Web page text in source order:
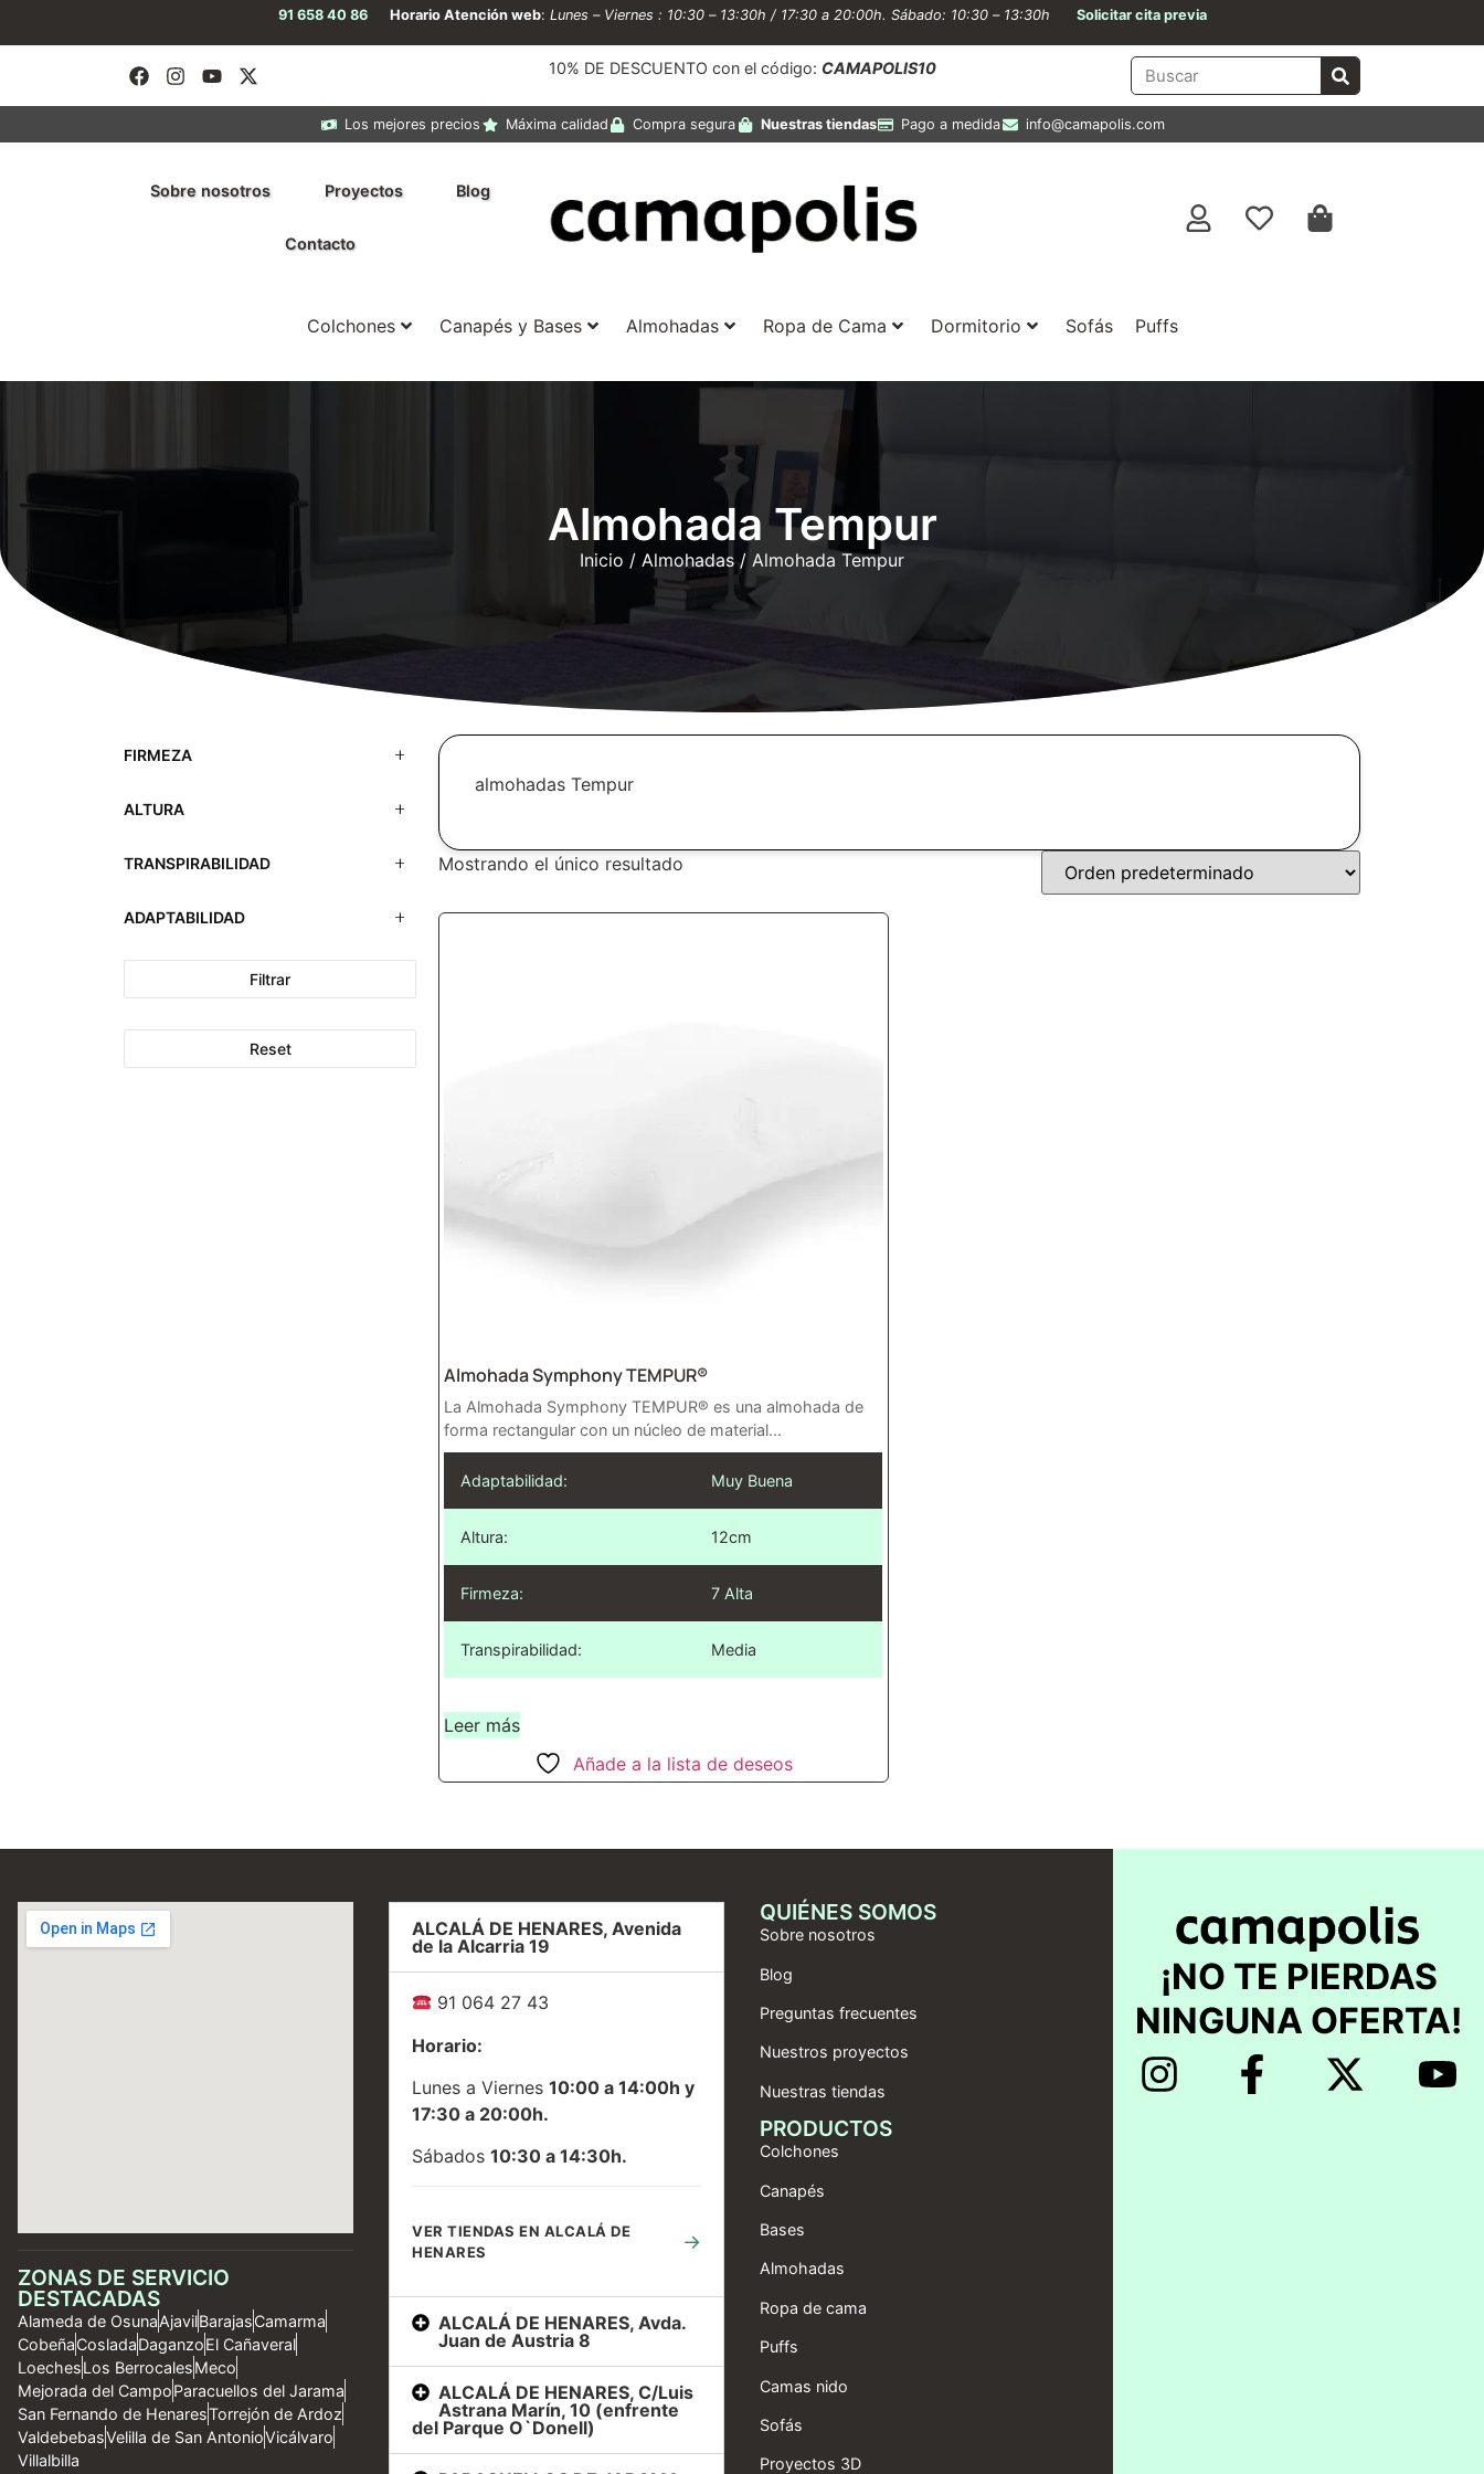
91 658 40 86 Horario Atención web: Lunes – Viernes : 10:30 – 13:30h / 17:30 a 20:00h. Sábado: 10:30 – 13:30h Solicitar cita previa
10% DE DESCUENTO con el código: CAMAPOLIS10
Los mejores precios Máxima calidad Compra segura Nuestras tiendas Pago a medida info@camapolis.com
Sobre nosotros Proyectos Blog
Contacto
Colchones Canapés y Bases Almohadas Ropa de Cama Dormitorio Sofás Puffs
Almohada Tempur
Inicio / Almohadas / Almohada Tempur
FIRMEZA
ALTURA
TRANSPIRABILIDAD
ADAPTABILIDAD
Filtrar
Reset
almohadas Tempur
Mostrando el único resultado
Almohada Symphony TEMPUR®
La Almohada Symphony TEMPUR® es una almohada de
forma rectangular con un núcleo de material...
Adaptabilidad: Muy Buena
Altura: 12cm
Firmeza: 7 Alta
Transpirabilidad: Media
Leer más
Añade a la lista de deseos
ZONAS DE SERVICIO
DESTACADAS
Alameda de OsunaAjavilBarajasCamarma
CobeñaCosladaDaganzoEl Cañaveral
LoechesLos BerrocalesMeco
Mejorada del CampoParacuellos del Jarama
San Fernando de HenaresTorrejón de Ardoz
ValdebebasVelilla de San AntonioVicálvaro
Villalbilla
ALCALÁ DE HENARES, Avenida
de la Alcarria 19
91 064 27 43
Horario:
Lunes a Viernes 10:00 a 14:00h y
17:30 a 20:00h.
Sábados 10:30 a 14:30h.
VER TIENDAS EN ALCALÁ DE
HENARES
→
ALCALÁ DE HENARES, Avda.
Juan de Austria 8
ALCALÁ DE HENARES, C/Luis
Astrana Marín, 10 (enfrente
del Parque O`Donell)
QUIÉNES SOMOS
Sobre nosotros
Blog
Preguntas frecuentes
Nuestros proyectos
Nuestras tiendas
PRODUCTOS
Colchones
Canapés
Bases
Almohadas
Ropa de cama
Puffs
Camas nido
Sofás
Proyectos 3D
¡NO TE PIERDAS
NINGUNA OFERTA!